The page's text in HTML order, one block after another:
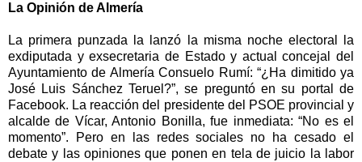
La Opinión de Almería
La primera punzada la lanzó la misma noche electoral la
exdiputada y exsecretaria de Estado y actual concejal del
Ayuntamiento de Almería Consuelo Rumí: “¿Ha dimitido ya
José Luis Sánchez Teruel?”, se preguntó en su portal de
Facebook. La reacción del presidente del PSOE provincial y
alcalde de Vícar, Antonio Bonilla, fue inmediata: “No es el
momento”. Pero en las redes sociales no ha cesado el
debate y las opiniones que ponen en tela de juicio la labor